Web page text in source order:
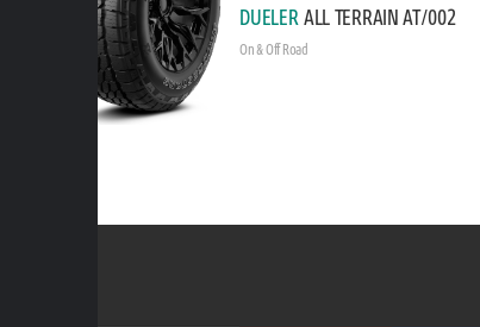
DUELER ALL TERRAIN AT/002
On & Off Road